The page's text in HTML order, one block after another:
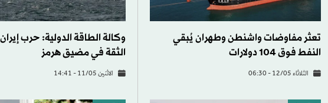
تعثر مفاوضات واشنطن وطهران يُبقي
النفط فوق 104 دولارات
الثلاثاء 12/05 - 06:30
وكالة الطاقة الدولية: حرب
الثقة في مضيق هرمز
الاثنين 11/05 - 14:41